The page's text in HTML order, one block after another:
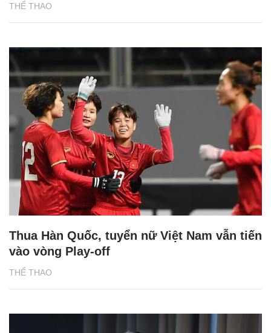
THỂ THAO
THỂ THAO
Thua Hàn Quốc, tuyển nữ Việt Nam vẫn tiến
vào vòng Play-off